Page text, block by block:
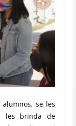
se les
les brinda de